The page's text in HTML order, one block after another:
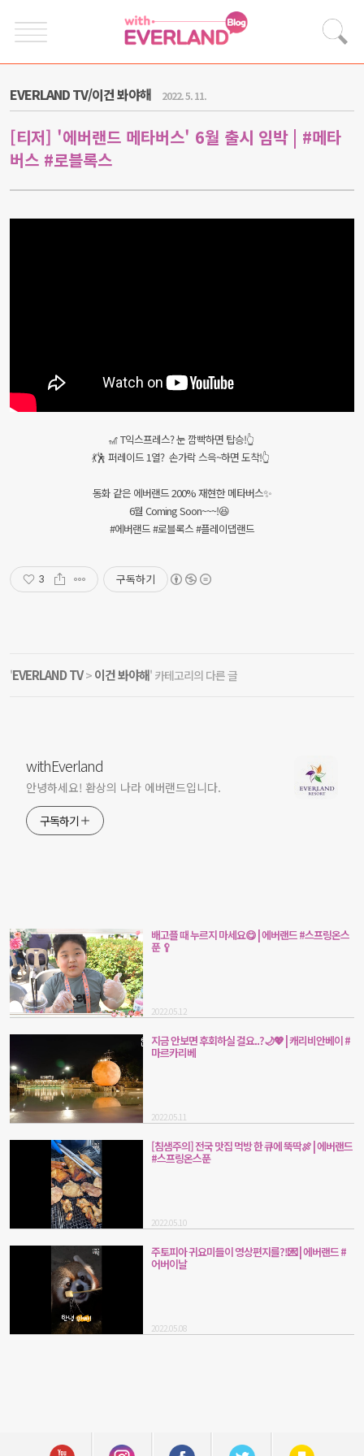
EVERLAND TV/이건 봐야해 2022. 5. 11.
[티저] '에버랜드 메타버스' 6월 출시 임박 | #메타
버스 #로블록스
🎢 T익스프레스? 눈 깜빡하면 탑승!👆
💃🕺 퍼레이드 1열? 손가락 스윽~하면 도착!👆
동화 같은 에버랜드 200% 재현한 메타버스✨
6월 Coming Soon~~~!😆
#에버랜드 #로블록스 #플레이댑랜드
3 구독하기
'EVERLAND TV> 이건 봐야해' 카테고리의 다른 글
withEverland
안녕하세요! 환상의 나라 에버랜드입니다.
구독하기
배고플 때 누르지 마세요😋 | 에버랜드 #스프링온스
푼 🥄
2022.05.12
지금 안보면 후회하실 걸요..?🌙💖 | 캐리비안베이 #
마르카리베
2022.05.11
[침샘주의] 전국 맛집 먹방 한 큐에 뚝딱🍖 | 에버랜드
#스프링온스푼
2022.05.10
주토피아 귀요미들이 영상편지를?!💌 | 에버랜드 #
어버이날
2022.05.08